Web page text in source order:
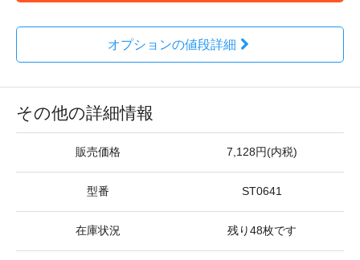
オプションの値段詳細
その他の詳細情報
販売価格 7,128円(内税)
型番 ST0641
在庫状況 残り48枚です